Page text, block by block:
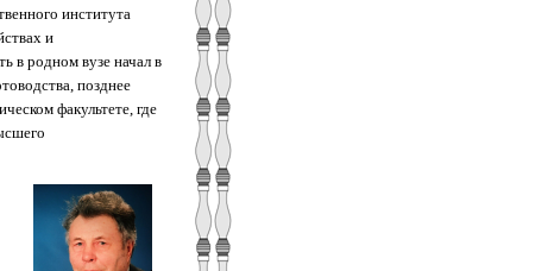
института
и
в родном вузе начал в
позднее
факультете, где